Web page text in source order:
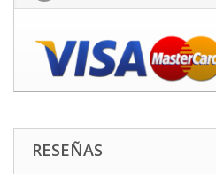
RESEÑAS